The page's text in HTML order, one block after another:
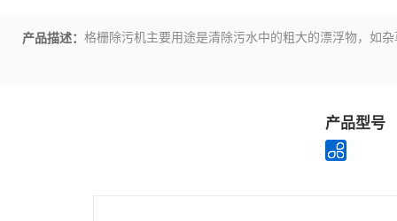
产品描述： 格栅除污机主要用途是清除污水中的粗大的漂浮物，如
产品型号